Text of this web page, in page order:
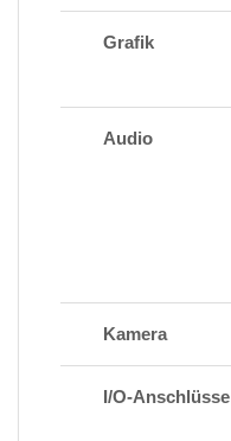
Grafik
Audio
Kamera
I/O-Anschlüsse